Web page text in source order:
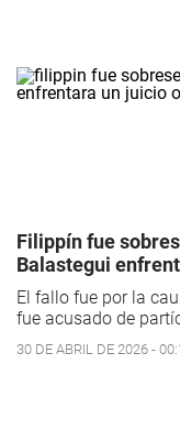
Filippín fue
Balastegui
El fallo fue por la
fue acusado de
30 DE ABRIL DE 2026 -